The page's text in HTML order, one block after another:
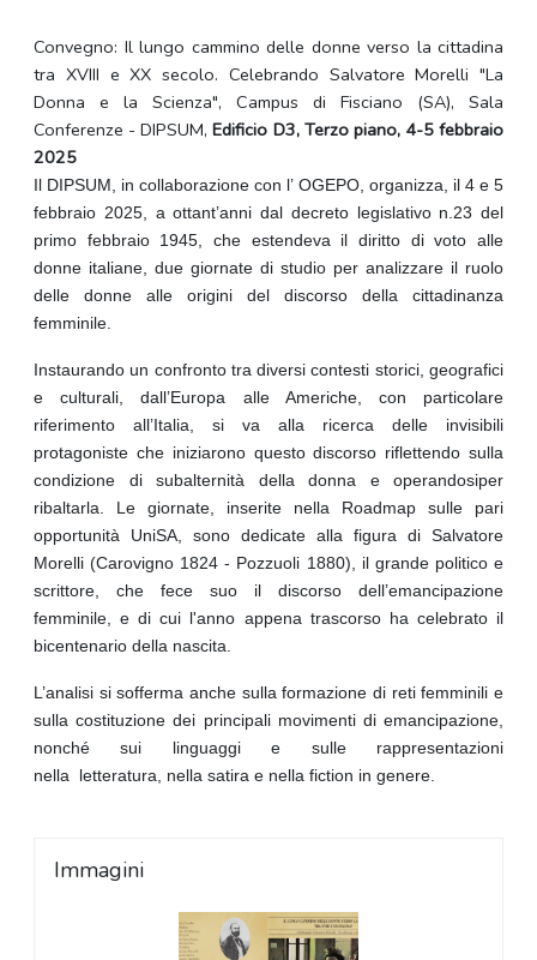
Convegno: Il lungo cammino delle donne verso la cittadina
tra XVIII e XX secolo. Celebrando Salvatore Morelli "La
Donna e la Scienza", Campus di Fisciano (SA), Sala
Conferenze - DIPSUM,Edificio D3, Terzo piano, 4-5 febbraio
2025
Il DIPSUM, in collaborazione con l’ OGEPO, organizza, il 4 e 5
febbraio 2025, a ottant’anni dal decreto legislativo n.23 del
primo febbraio 1945, che estendeva il diritto di voto alle
donne italiane, due giornate di studio per analizzare il ruolo
delle donne alle origini del discorso della cittadinanza
femminile.
Instaurando un confronto tra diversi contesti storici, geografici
e culturali, dall’Europa alle Americhe, con particolare
riferimento all’Italia, si va alla ricerca delle invisibili
protagoniste che iniziarono questo discorso riflettendo sulla
condizione di subalternità della donna e operandosiper
ribaltarla. Le giornate, inserite nella Roadmap sulle pari
opportunità UniSA
sono dedicate alla figura di Salvatore
Morelli (Carovigno 1824 - Pozzuoli 1880), il grande politico e
scrittore, che fece suo il discorso dell’emancipazione
femminile, e di cui l'anno appena trascorso ha celebrato il
bicentenario della nascita.
L’analisi si sofferma anche sulla formazione di reti femminili e
sulla costituzione dei principali movimenti di emancipazione,
nonché sui linguaggi e sulle rappresentazioni
nella
letteratura nella satira e nella fiction in genere
Immagini